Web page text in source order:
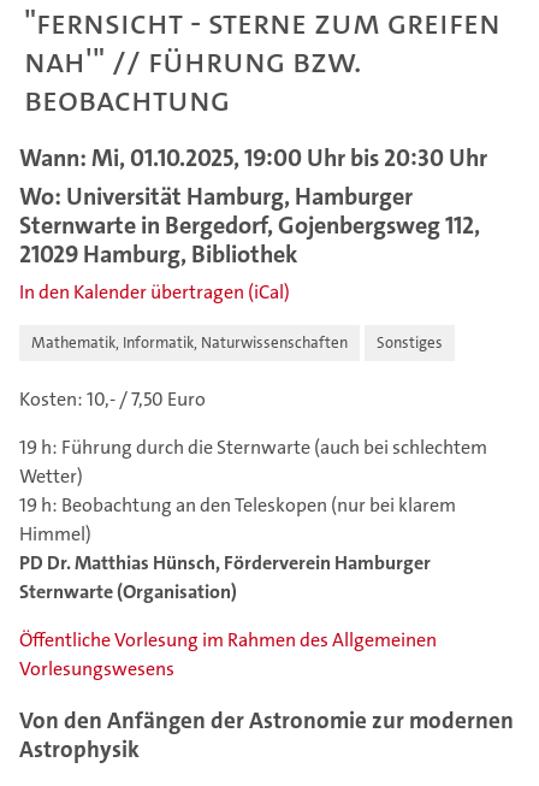
"FERNSICHT - Sterne zum Greifen
nah'" // Führung bzw.
Beobachtung
Wann: Mi, 01.10.2025, 19:00 Uhr bis 20:30 Uhr
Wo: Universität Hamburg, Hamburger
Sternwarte in Bergedorf, Gojenbergsweg 112,
21029 Hamburg, Bibliothek
In den Kalender übertragen (iCal)
Mathematik, Informatik, Naturwissenschaften Sonstiges
Kosten: 10,- / 7,50 Euro
19 h: Führung durch die Sternwarte (auch bei schlechtem
Wetter)
19 h: Beobachtung an den Teleskopen (nur bei klarem
Himmel)
PD Dr. Matthias Hünsch, Förderverein Hamburger
Sternwarte (Organisation)
Öffentliche Vorlesung im Rahmen des Allgemeinen
Vorlesungswesens
Von den Anfängen der Astronomie zur modernen
Astrophysik